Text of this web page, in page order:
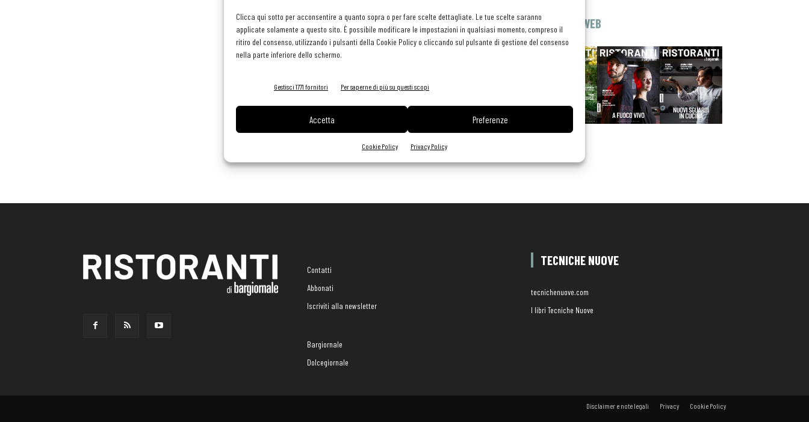
Clicca qui sotto per acconsentire a quanto sopra o per fare scelte dettagliate. Le tue scelte saranno
applicate solamente a questo sito. È possibile modificare le impostazioni in qualsiasi momento, compreso il
ritiro del consenso, utilizzando i pulsanti della Cookie Policy o cliccando sul pulsante di gestione del consenso
nella parte inferiore dello schermo.
Gestisci 1771 fornitori Per saperne di più su questi scopi
Accetta Preferenze
Cookie Policy Privacy Policy
EDICOLA WEB
Contatti
Abbonati
Iscriviti alla newsletter
Bargiornale
Dolcegiornale
TECNICHE NUOVE
tecnichenuove.com
I libri Tecniche Nuove
Disclaimer e note legali Privacy Cookie Policy